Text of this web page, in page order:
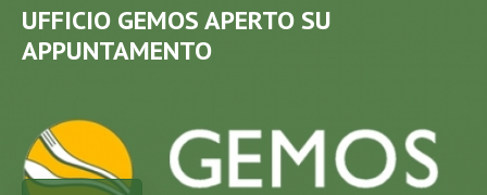
UFFICIO GEMOS APERTO SU
APPUNTAMENTO